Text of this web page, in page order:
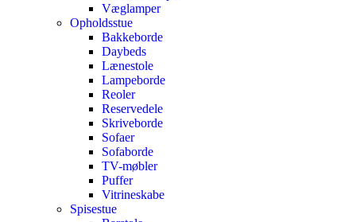
Væglamper
Opholdsstue
Bakkeborde
Daybeds
Lænestole
Lampeborde
Reoler
Reservedele
Skriveborde
Sofaer
Sofaborde
TV-møbler
Puffer
Vitrineskabe
Spisestue